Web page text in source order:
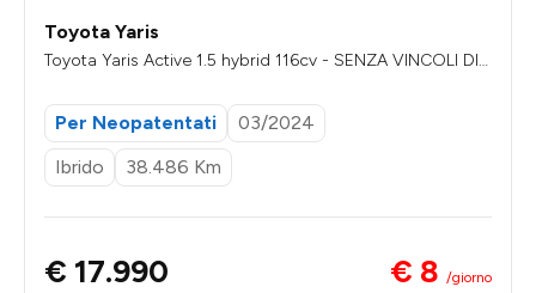
Toyota Yaris
Toyota Yaris Active 1.5 hybrid 116cv - SENZA VINCOLI DI F
Per Neopatentati
03/2024
Ibrido
38.486 Km
€ 17.990 € 8 /giorno